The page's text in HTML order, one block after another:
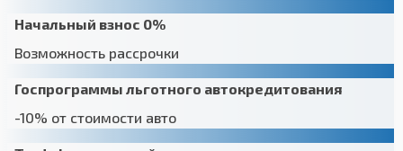
Начальный взнос 0%
Возможность рассрочки
Госпрограммы льготного автокредитования
-10% от стоимости авто